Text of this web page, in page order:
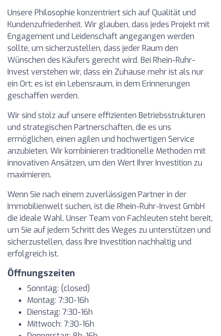
Unsere Philosophie konzentriert sich auf Qualität und
Kundenzufriedenheit. Wir glauben, dass jedes Projekt mit
Engagement und Leidenschaft angegangen werden
sollte, um sicherzustellen, dass jeder Raum den
Wünschen des Käufers gerecht wird. Bei Rhein-Ruhr-
Invest verstehen wir, dass ein Zuhause mehr ist als nur
ein Ort; es ist ein Lebensraum, in dem Erinnerungen
geschaffen werden.
Wir sind stolz auf unsere effizienten Betriebsstrukturen
und strategischen Partnerschaften, die es uns
ermöglichen, einen agilen und hochwertigen Service
anzubieten. Wir kombinieren traditionelle Methoden mit
innovativen Ansätzen, um den Wert Ihrer Investition zu
maximieren.
Wenn Sie nach einem zuverlässigen Partner in der
Immobilienwelt suchen, ist die Rhein-Ruhr-Invest GmbH
die ideale Wahl. Unser Team von Fachleuten steht bereit,
um Sie auf jedem Schritt des Weges zu unterstützen und
sicherzustellen, dass Ihre Investition nachhaltig und
erfolgreich ist.
Öffnungszeiten
Sonntag: (closed)
Montag: 7:30-16h
Dienstag: 7:30-16h
Mittwoch: 7:30-16h